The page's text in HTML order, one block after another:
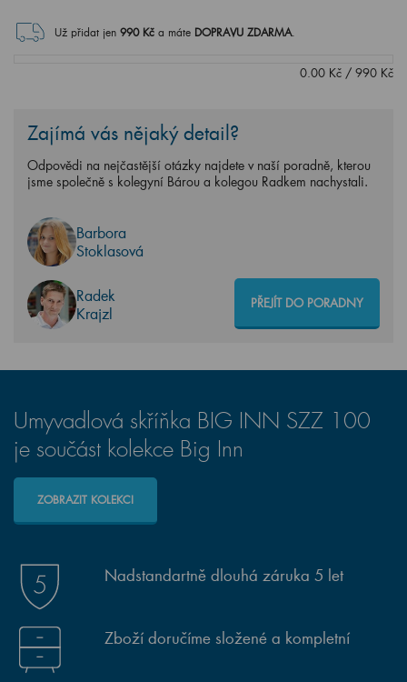
Už přidat jen 990Kč a máte DOPRAVU ZDARMA.
0.00 Kč / 990 Kč
Zajímá vás nějaký detail?
Odpovědi na nejčastější otázky najdete v naší poradně, kterou
jsme společně s kolegyní Bárou a kolegou Radkem nachystali.
Barbora
Stoklasová
Radek
Krajzl
PŘEJÍT DO PORADNY
Umyvadlová skříňka BIG INN SZZ 100
je součást kolekce Big Inn
ZOBRAZIT KOLEKCI
Nadstandartně dlouhá záruka 5 let
Zboží doručíme složené a kompletní